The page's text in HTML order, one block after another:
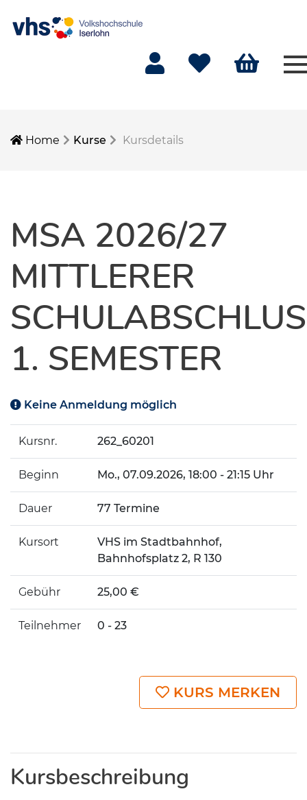
Home Kurse Kursdetails
MSA 2026/27
MITTLERER
1. SEMESTER
Keine Anmeldung möglich
Kursnr. 262_60201
Beginn Mo., 07.09.2026, 18:00 - 21:15 Uhr
Dauer 77 Termine
Kursort
VHS im Stadtbahnhof,
Bahnhofsplatz 2, R 130
Gebühr 25,00 €
Teilnehmer 0 - 23
KURS MERKEN
Kursbeschreibung